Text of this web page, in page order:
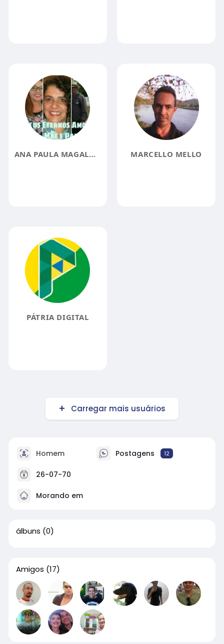
ANA PAULA MAGALHÃES MARCELLO MELLO
PÁTRIA DIGITAL
Carregar mais usuários
Homem Postagens 12
26-07-70
Morando em
álbuns (0)
Amigos (17)